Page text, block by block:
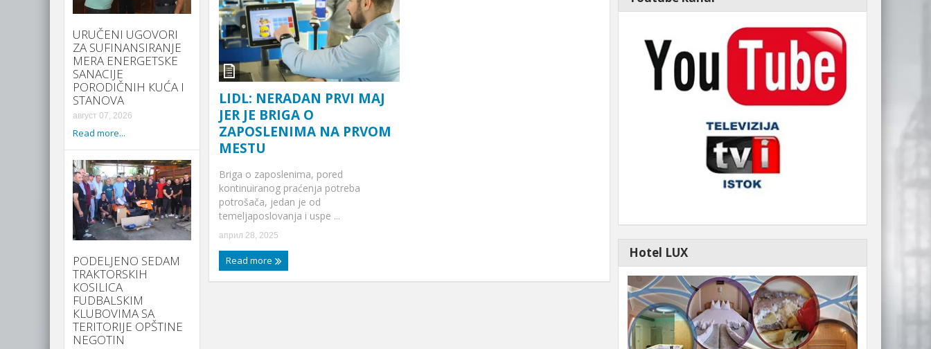
URUČENI UGOVORI
ZA SUFINANSIRANJE
MERA ENERGETSКE
SANACIJE
PORODIČNIH КUĆA I
STANOVA
август 07, 2026
Read more...
PODELJENO SEDAM
TRAКTORSКIH
КOSILICA
FUDBALSКIM
КLUBOVIMA SA
TERITORIJE OPŠTINE
NEGOTIN
LIDL: NERADAN PRVI MAJ
JER JE BRIGA O
ZAPOSLENIMA NA PRVOM
MESTU
Briga o zaposlenima, pored
kontinuiranog praćenja potreba
potrošača, jedan je od
temeljaposlovanja i uspe ...
април 28, 2025
Read more Hotel LUX